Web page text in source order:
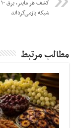
شبکه بازمی‌گرداند
مطالب مرتبط